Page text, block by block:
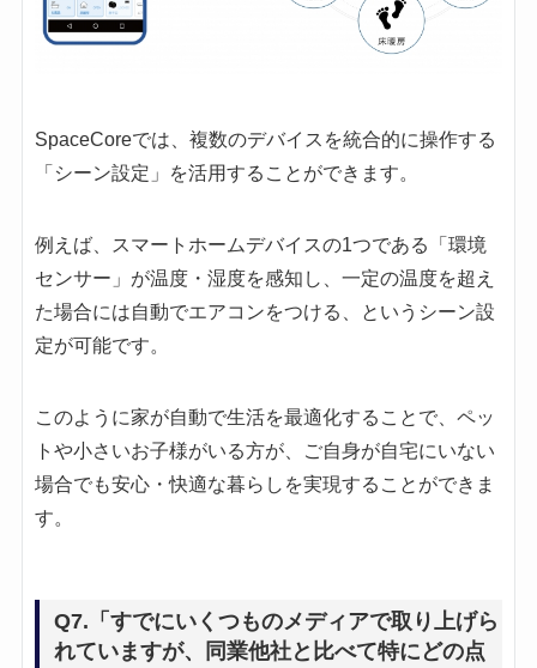
SpaceCoreでは、複数のデバイスを統合的に操作する
「シーン設定」を活用することができます。
例えば、スマートホームデバイスの1つである「環境
センサー」が温度・湿度を感知し、一定の温度を超え
た場合には自動でエアコンをつける、というシーン設
定が可能です。
このように家が自動で生活を最適化することで、ペッ
トや小さいお子様がいる方が、ご自身が自宅にいない
場合でも安心・快適な暮らしを実現することができま
す。
Q7.「すでにいくつものメディアで取り上げら
れていますが、同業他社と比べて特にどの点